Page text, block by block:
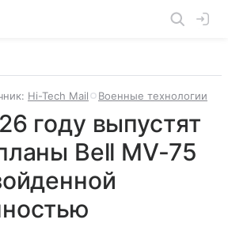
Hi-Tech Mail Военные технологии
году выпустят
Bell MV-75